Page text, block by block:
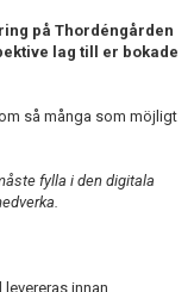
på Thordéngården
lag till er bokade
så många som möjligt
fylla i den digitala
innan